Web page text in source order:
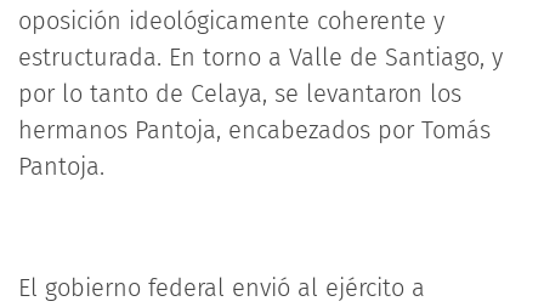
oposición ideológicamente coherente y
estructurada. En torno a Valle de Santiago, y
por lo tanto de Celaya, se levantaron los
hermanos Pantoja, encabezados por Tomás
Pantoja.
El gobierno federal envió al ejército a